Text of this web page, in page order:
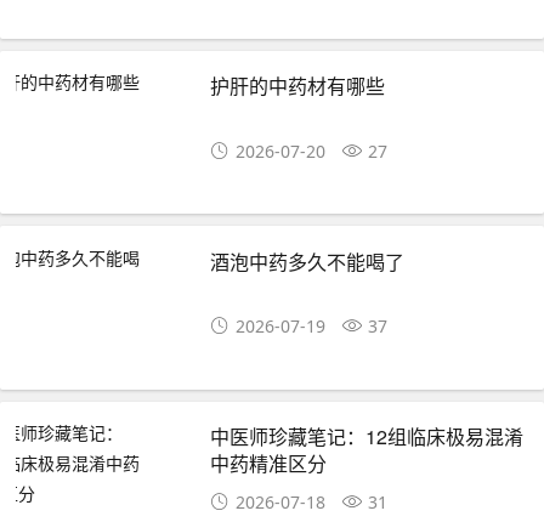
护肝的中药材有哪些
2026-07-20 27
酒泡中药多久不能喝了
2026-07-19 37
中医师珍藏笔记：12组临床极易混淆
中药精准区分
2026-07-18 31